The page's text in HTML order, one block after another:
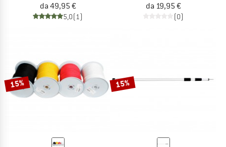
da 49,95 €
5,0(1)
da 19,95 €
(0)
15% 15%